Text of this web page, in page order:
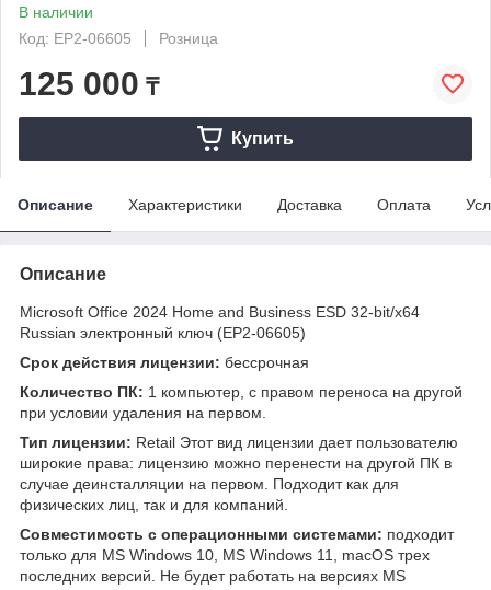
В наличии
Код: EP2-06605
Розница
125 000 ₸
Купить
Описание Характеристики Доставка Оплата
Описание
Microsoft Office 2024 Home and Business ESD 32-bit/x64
Russian электронный ключ (EP2-06605)
Срок действия лицензии: бессрочная
Количество ПК: 1 компьютер, с правом переноса на другой
при условии удаления на первом.
Тип лицензии: Retail Этот вид лицензии дает пользователю
широкие права: лицензию можно перенести на другой ПК в
случае деинсталляции на первом. Подходит как для
физических лиц, так и для компаний.
Совместимость с операционными системами: подходит
только для MS Windows 10, MS Windows 11, macOS трех
последних версий. Не будет работать на версиях MS